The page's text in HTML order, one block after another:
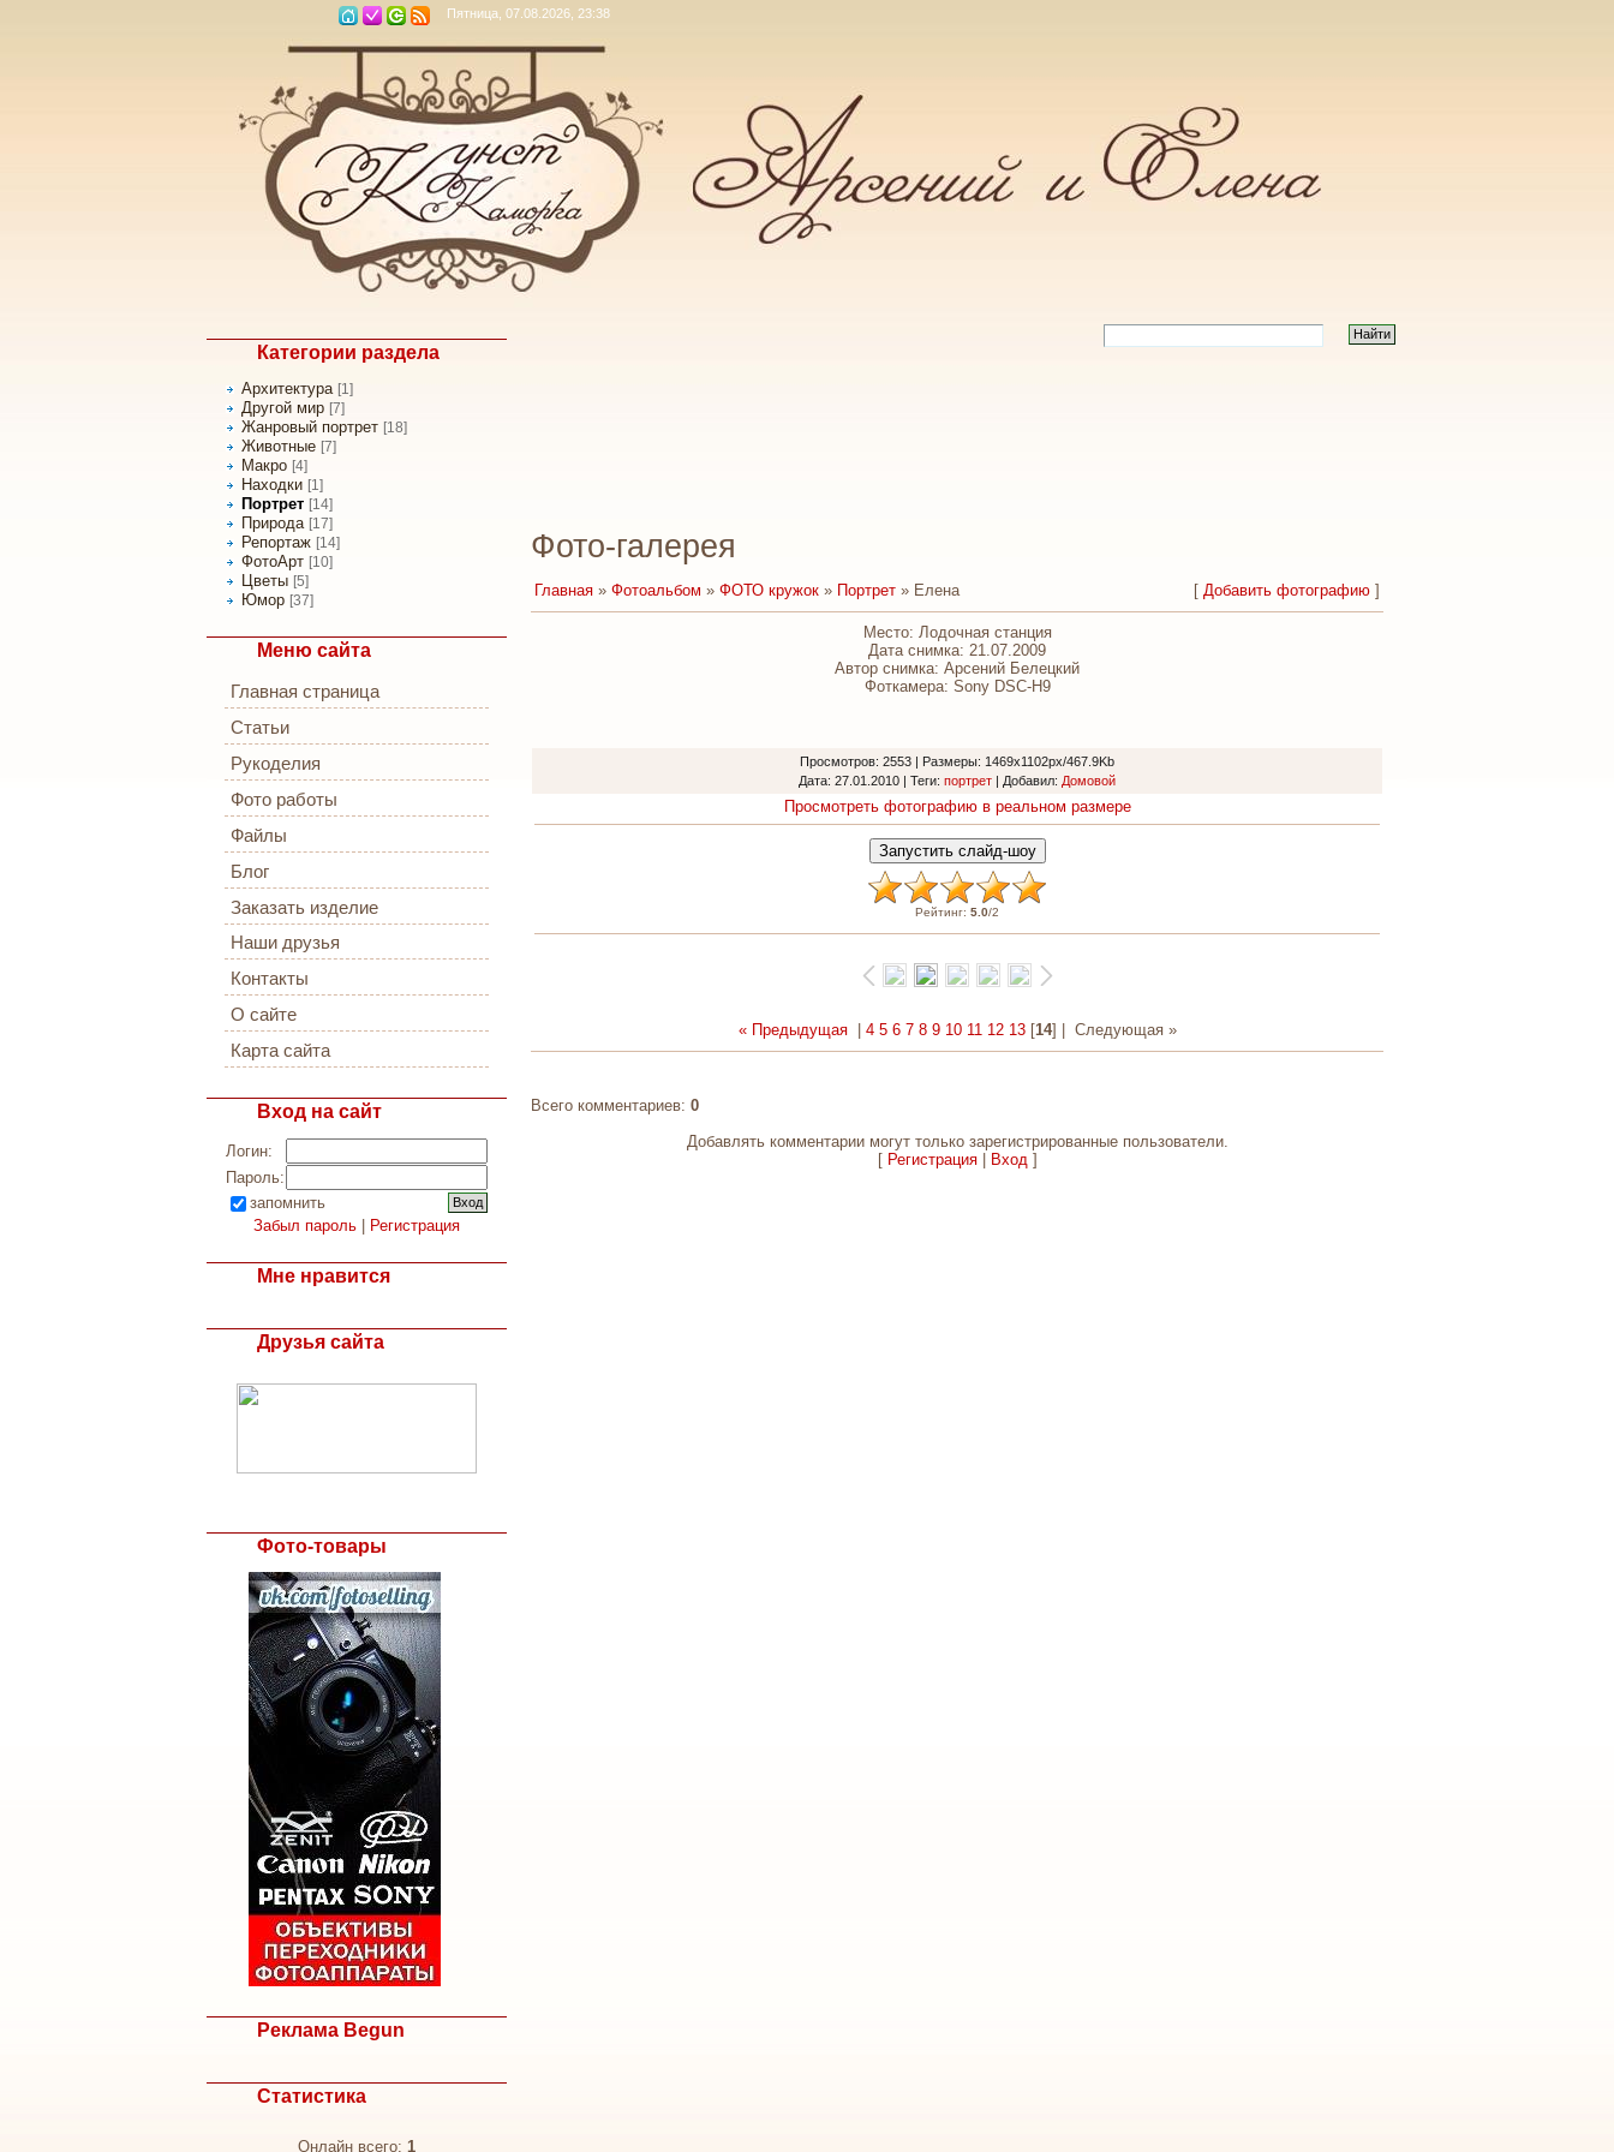
Пятница, 07.08.2026, 23:38
Категории раздела
Архитектура [1]
Другой мир [7]
Жанровый портрет [18]
Животные [7]
Макро [4]
Находки [1]
Портрет [14]
Природа [17]
Репортаж [14]
ФотоАрт [10]
Цветы [5]
Юмор [37]
Меню сайта
Главная страница
Статьи
Рукоделия
Фото работы
Файлы
Блог
Заказать изделие
Наши друзья
Контакты
О сайте
Карта сайта
Вход на сайт
Логин:
Пароль:
запомнить
Забыл пароль
Регистрация
Мне нравится
Друзья сайта
Фото-товары
Реклама Begun
Статистика
Онлайн всего: 1
Фото-галерея
Главная » Фотоальбом » ФОТО кружок » Портрет » Елена [ Добавить фотографию ]
Место: Лодочная станция
Дата снимка: 21.07.2009
Автор снимка: Арсений Белецкий
Фоткамера: Sony DSC-H9
Просмотров: 2553 | Размеры: 1469x1102px/467.9Kb
Дата: 27.01.2010 | Теги: портрет Добавил: Домовой
Просмотреть фотографию в реальном размере
Рейтинг: 5.0/2
« Предыдущая| 4 5 6 7 8 9 10 11 12 13[14] | Следующая »
Всего комментариев: 0
Добавлять комментарии могут только зарегистрированные пользователи.
[ Регистрация| Вход ]